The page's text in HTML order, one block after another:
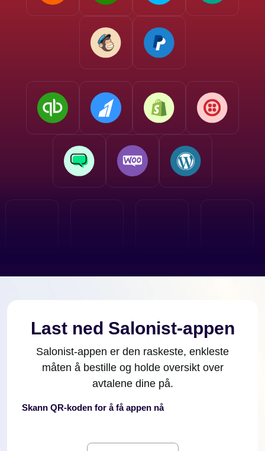
Last ned Salonist-appen
Salonist-appen er den raskeste, enkleste
måten å bestille og holde oversikt over
avtalene dine på.
Skann QR-koden for å få appen nå